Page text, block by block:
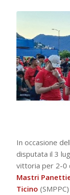
In occasione
disputata il 3
vittoria per 2-0
Mastri
Ticino